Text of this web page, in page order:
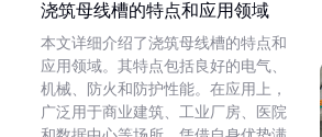
浇筑母线槽的特点和应用领域
本文详细介绍了浇筑母线槽的特点和
应用领域。其特点包括良好的电气、
机械、防火和防护性能。在应用上，
广泛用于商业建筑、工业厂房、医院